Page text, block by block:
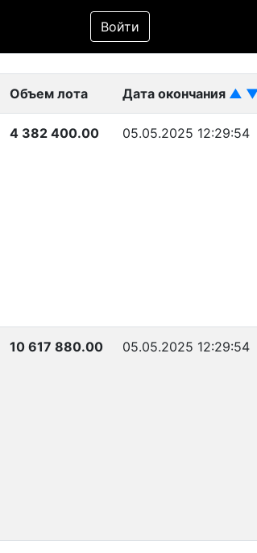
Войти
Фильтр
Объем лота Дата окончания ▲
4 382 400.00 05.05.2025 12:29:54
10 617 880.00 05.05.2025 12:29:54